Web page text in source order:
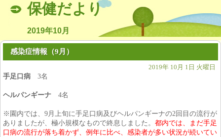
保健だより
2019年10月
感染症情報（9月）
2019年 10月 1日 火曜日
手足口病 3名
ヘルパンギーナ 4名
※園内では、9月上旬に手足口病及びヘルパンギーナの2回目の流行が
ありましたが、極小規模なもので終息しました。 都内では、まだ手足
口病の流行が落ち着かず、例年に比べ、感染者が多い状況が続いてい